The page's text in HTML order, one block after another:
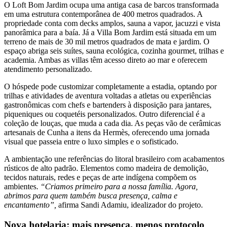
O Loft Bom Jardim ocupa uma antiga casa de barcos transformada
em uma estrutura contemporânea de 400 metros quadrados. A
propriedade conta com decks amplos, sauna a vapor, jacuzzi e vista
panorâmica para a baía. Já a Villa Bom Jardim está situada em um
terreno de mais de 30 mil metros quadrados de mata e jardim. O
espaço abriga seis suítes, sauna ecológica, cozinha gourmet, trilhas e
academia. Ambas as villas têm acesso direto ao mar e oferecem
atendimento personalizado.
O hóspede pode customizar completamente a estadia, optando por
trilhas e atividades de aventura voltadas a atletas ou experiências
gastronômicas com chefs e bartenders à disposição para jantares,
piqueniques ou coquetéis personalizados. Outro diferencial é a
coleção de louças, que muda a cada dia. As peças vão de cerâmicas
artesanais de Cunha a itens da Hermès, oferecendo uma jornada
visual que passeia entre o luxo simples e o sofisticado.
A ambientação une referências do litoral brasileiro com acabamentos
rústicos de alto padrão. Elementos como madeira de demolição,
tecidos naturais, redes e peças de arte indígena compõem os
ambientes. “Criamos primeiro para a nossa família. Agora,
abrimos para quem também busca presença, calma e
encantamento”, afirma Sandi Adamiu, idealizador do projeto.
Nova hotelaria: mais presença, menos protocolo